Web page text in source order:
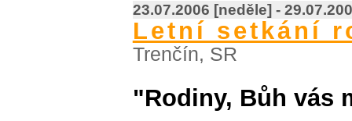
23.07.2006 [neděle] -
Letní setkání
Trenčín, SR
"Rodiny, Bůh vás